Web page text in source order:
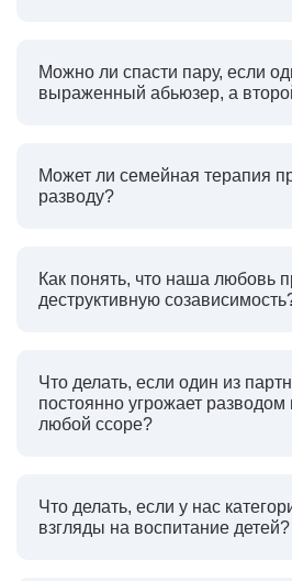
Можно ли спасти пару, если
выраженный абьюзер, а
Может ли семейная терапия
разводу?
Как понять, что наша любовь
деструктивную
Что делать, если один из
постоянно угрожает
любой ссоре?
Что делать, если у нас
взгляды на воспитание детей?